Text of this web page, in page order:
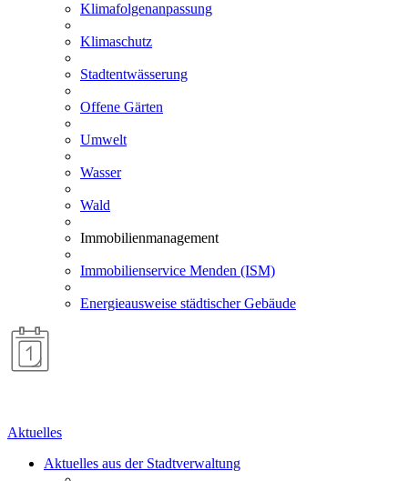
Klimafolgenanpassung
Klimaschutz
Stadtentwässerung
Offene Gärten
Umwelt
Wasser
Wald
Immobilienmanagement
Immobilienservice Menden (ISM)
Energieausweise städtischer Gebäude
Aktuelles
Aktuelles aus der Stadtverwaltung